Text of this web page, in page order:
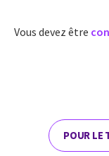
Vous devez être
POUR LE